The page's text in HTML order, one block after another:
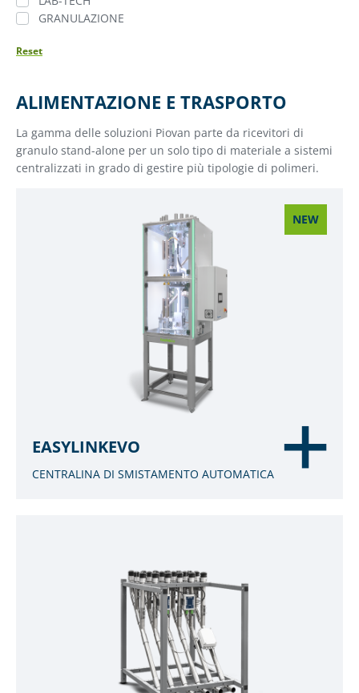
GRANULAZIONE
Reset
ALIMENTAZIONE E TRASPORTO
La gamma delle soluzioni Piovan parte da ricevitori di
granulo stand-alone per un solo tipo di materiale a sistemi
centralizzati in grado di gestire più tipologie di polimeri.
NEW
EASYLINKEVO
CENTRALINA DI SMISTAMENTO AUTOMATICA